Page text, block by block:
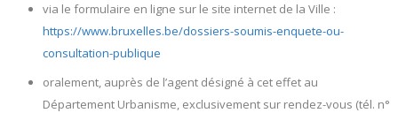
via le formulaire en ligne sur le site internet de la Ville :
https://www.bruxelles.be/dossiers-soumis-enquete-ou-
consultation-publique
oralement, auprès de l’agent désigné à cet effet au
Département Urbanisme, exclusivement sur rendez-vous (tél. n°